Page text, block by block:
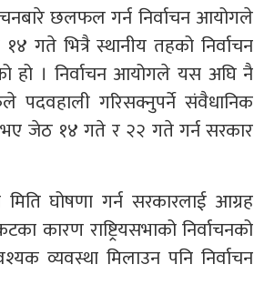
छलफल गर्न निर्वाचन आयोगले
भित्रै स्थानीय तहको निर्वाचन
हो । निर्वाचन आयोगले यस अघि नै
पदवहाली गरिसक्नुपर्ने संवैधानिक
जेठ १४ गते र २२ गते गर्न सरकार
घोषणा गर्न सरकारलाई आग्रह
कारण राष्ट्रियसभाको निर्वाचनको
व्यवस्था मिलाउन पनि निर्वाचन